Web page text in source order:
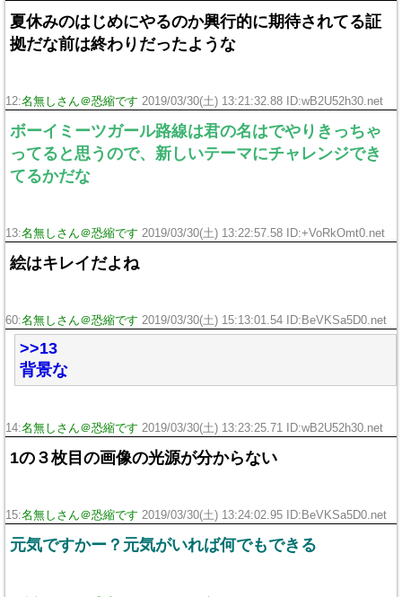
夏休みのはじめにやるのか興行的に期待されてる証
拠だな前は終わりだったような
12:名無しさん＠恐縮です 2019/03/30(土) 13:21:32.88 ID:wB2U52h30.net
ボーイミーツガール路線は君の名はでやりきっちゃ
ってると思うので、新しいテーマにチャレンジでき
てるかだな
13:名無しさん＠恐縮です 2019/03/30(土) 13:22:57.58 ID:+VoRkOmt0.net
絵はキレイだよね
60:名無しさん＠恐縮です 2019/03/30(土) 15:13:01.54 ID:BeVKSa5D0.net
>>13
背景な
14:名無しさん＠恐縮です 2019/03/30(土) 13:23:25.71 ID:wB2U52h30.net
1の３枚目の画像の光源が分からない
15:名無しさん＠恐縮です 2019/03/30(土) 13:24:02.95 ID:BeVKSa5D0.net
元気ですかー？元気がいれば何でもできる